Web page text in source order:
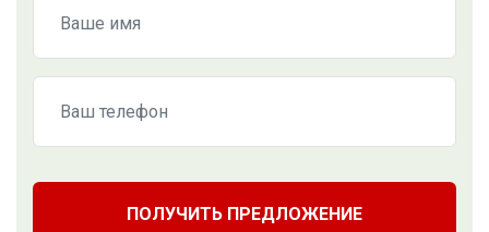
ПОЛУЧИТЬ ПРЕДЛОЖЕНИЕ